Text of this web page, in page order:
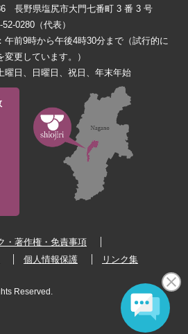
長野県塩尻市大門七番町 3 番 3 号
0280（代表）
午前9時から午後4時30分まで（試行的に
変更しています。）
曜日、日曜日、祝日、年末年始
・著作権・免責事項
個人情報保護 リンク集
Reserved.